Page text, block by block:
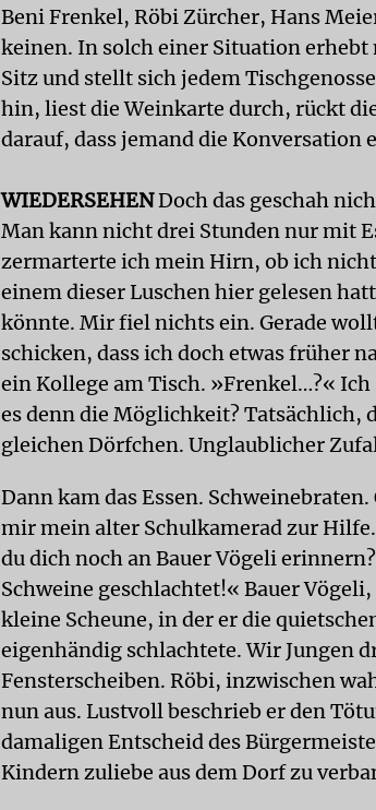
Beni Frenkel, Röbi Zürcher, Hans
keinen. In solch einer Situation
Sitz und stellt sich jedem
hin, liest die Weinkarte durch, rückt
darauf, dass jemand die Konversation
WIEDERSEHENDoch das geschah
Man kann nicht drei Stunden nur mit
zermarterte ich mein Hirn, ob ich
einem dieser Luschen hier gelesen
könnte. Mir fiel nichts ein. Gerade
schicken, dass ich doch etwas früher
ein Kollege am Tisch. »Frenkel…?«
es denn die Möglichkeit? Tatsächlich,
gleichen Dörfchen. Unglaublicher
Dann kam das Essen.
mir mein alter Schulkamerad zur
du dich noch an Bauer Vögeli
Schweine geschlachtet!« Bauer
kleine Scheune, in der er die
eigenhändig schlachtete. Wir Jungen
Fensterscheiben. Röbi, inzwischen
nun aus. Lustvoll beschrieb er den
damaligen Entscheid des
Kindern zuliebe aus dem Dorf zu